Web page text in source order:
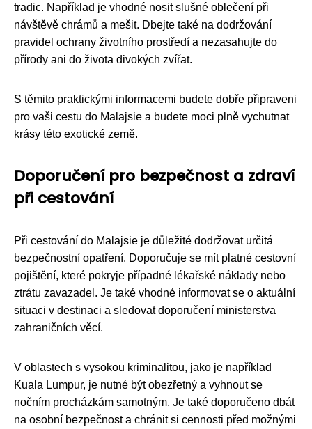
tradic. Například je vhodné nosit slušné oblečení při
návštěvě chrámů a mešit. Dbejte také na dodržování
pravidel ochrany životního prostředí a nezasahujte do
přírody ani do života divokých zvířat.
S těmito praktickými informacemi budete dobře připraveni
pro vaši cestu do Malajsie a budete moci plně vychutnat
krásy této exotické země.
Doporučení pro bezpečnost a zdraví
při cestování
Při cestování do Malajsie je důležité dodržovat určitá
bezpečnostní opatření. Doporučuje se mít platné cestovní
pojištění, které pokryje případné lékařské náklady nebo
ztrátu zavazadel. Je také vhodné informovat se o aktuální
situaci v destinaci a sledovat doporučení ministerstva
zahraničních věcí.
V oblastech s vysokou kriminalitou, jako je například
Kuala Lumpur, je nutné být obezřetný a vyhnout se
nočním procházkám samotným. Je také doporučeno dbát
na osobní bezpečnost a chránit si cennosti před možnými